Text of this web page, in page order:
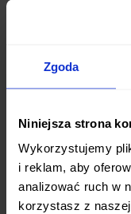
Zgoda
Niniejsza strona
Wykorzystujemy
i reklam, aby
analizować ruch w
korzystasz z